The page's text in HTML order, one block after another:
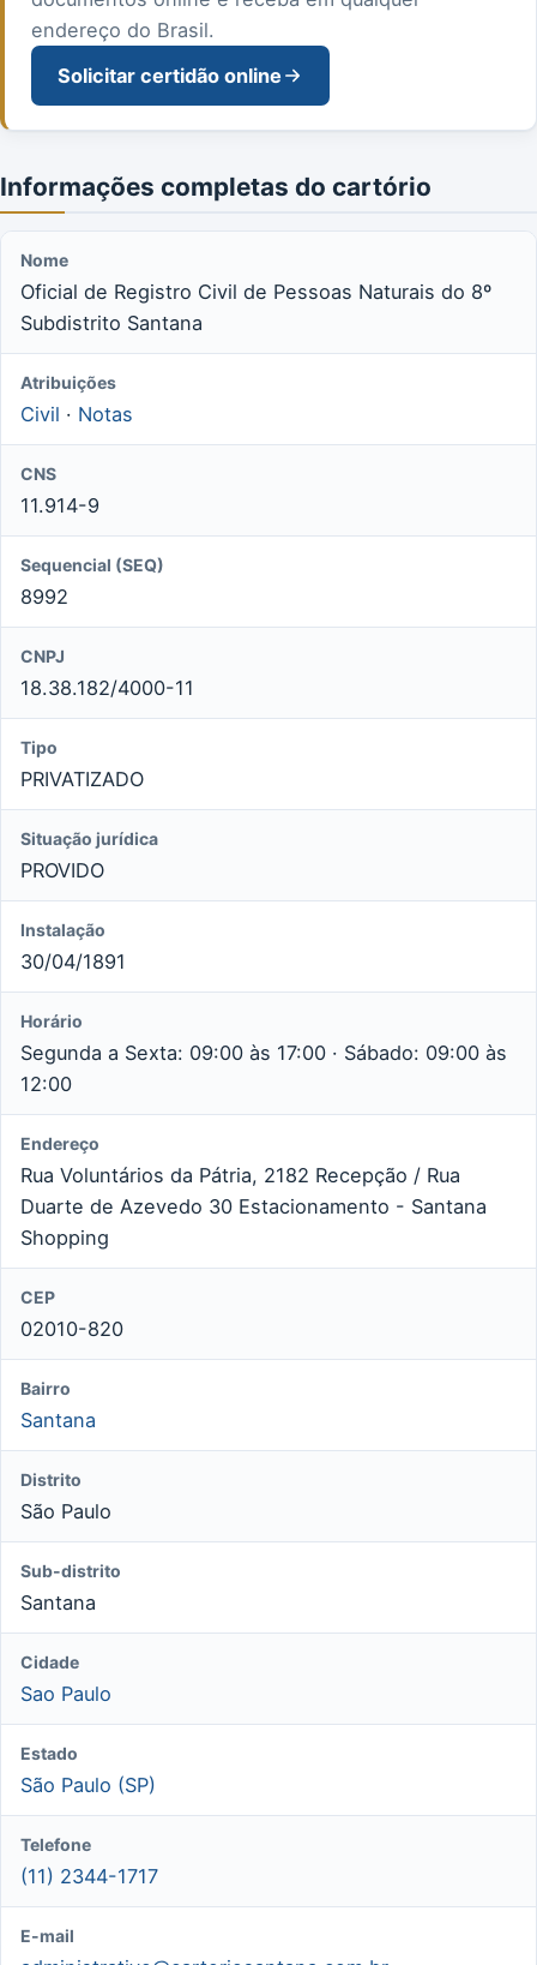
endereço do Brasil.
Solicitar certidão online
Informações completas do cartório
Nome
Oficial de Registro Civil de Pessoas Naturais do 8º
Subdistrito Santana
Atribuições
Civil · Notas
CNS
11.914-9
Sequencial (SEQ)
8992
CNPJ
18.38.182/4000-11
Tipo
PRIVATIZADO
Situação jurídica
PROVIDO
Instalação
30/04/1891
Horário
Segunda a Sexta: 09:00 às 17:00 · Sábado: 09:00 às
12:00
Endereço
Rua Voluntários da Pátria, 2182 Recepção / Rua
Duarte de Azevedo 30 Estacionamento - Santana
Shopping
CEP
02010-820
Bairro
Santana
Distrito
São Paulo
Sub-distrito
Santana
Cidade
Sao Paulo
Estado
São Paulo (SP)
Telefone
(11) 2344-1717
E-mail